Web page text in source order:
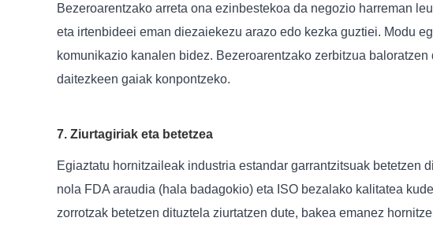
Bezeroarentzako arreta ona ezinbestekoa da negozio harreman
eta irtenbideei eman diezaiekezu arazo edo kezka guztiei. Modu
komunikazio kanalen bidez. Bezeroarentzako zerbitzua
daitezkeen gaiak konpontzeko.
7. Ziurtagiriak eta betetzea
Egiaztatu hornitzaileak industria estandar garrantzitsuak
nola FDA araudia (hala badagokio) eta ISO bezalako kalitatea
zorrotzak betetzen dituztela ziurtatzen dute, bakea emanez